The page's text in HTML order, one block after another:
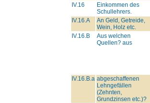
IV.16
Einkommen des
Schullehrers.
IV.16.A
An Geld, Getreide,
Wein, Holz etc.
IV.16.B
Aus welchen
Quellen? aus
IV.16.B.a abgeschaffenen
Lehngefällen
(Zehnten,
Grundzinsen etc.)?